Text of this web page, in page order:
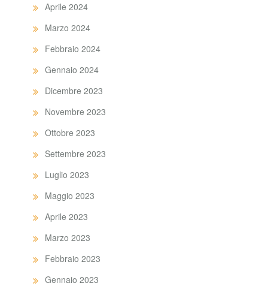
Aprile 2024
Marzo 2024
Febbraio 2024
Gennaio 2024
Dicembre 2023
Novembre 2023
Ottobre 2023
Settembre 2023
Luglio 2023
Maggio 2023
Aprile 2023
Marzo 2023
Febbraio 2023
Gennaio 2023